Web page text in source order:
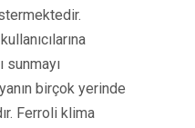
sunmayı
birçok yerinde
Ferroli klima